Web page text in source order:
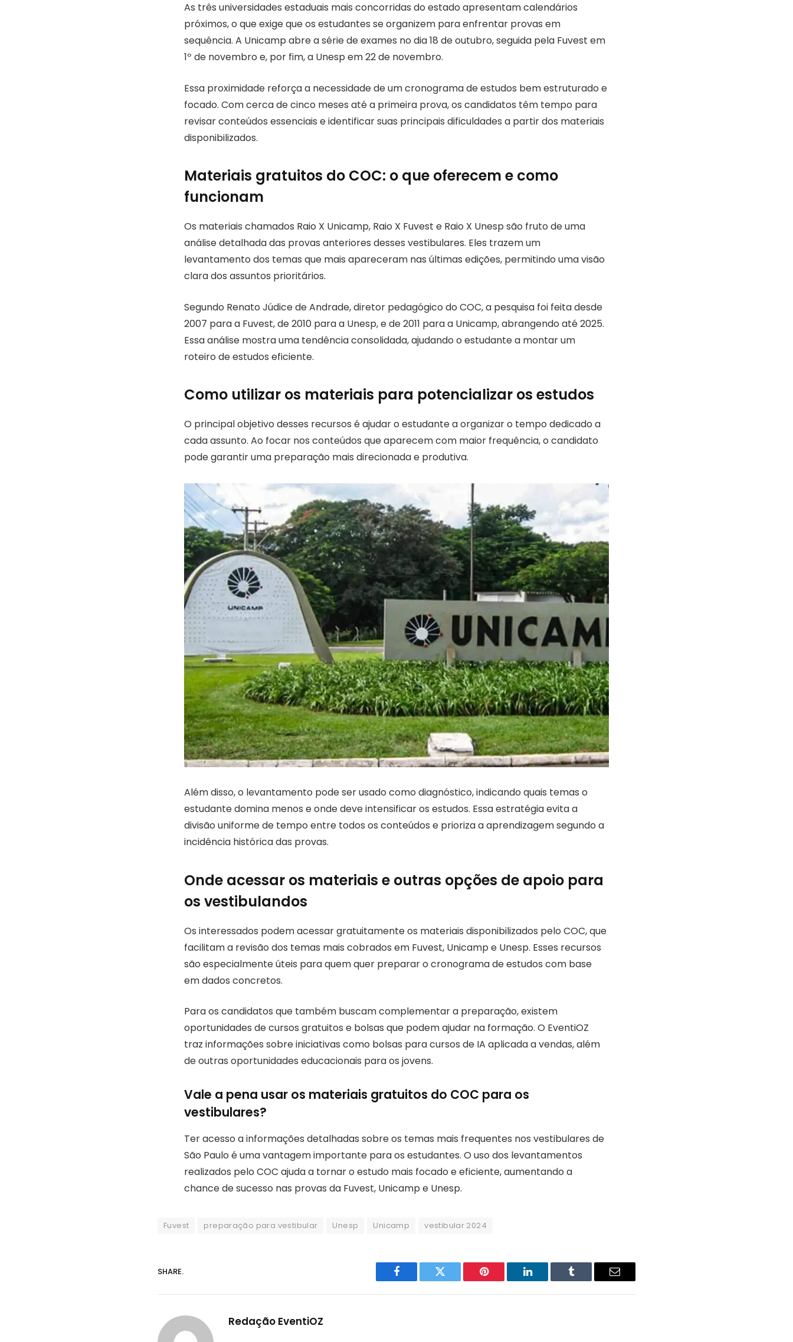
As três universidades estaduais mais concorridas do estado apresentam calendários
próximos, o que exige que os estudantes se organizem para enfrentar provas em
sequência. A Unicamp abre a série de exames no dia 18 de outubro, seguida pela Fuvest em
1º de novembro e, por fim, a Unesp em 22 de novembro.
Essa proximidade reforça a necessidade de um cronograma de estudos bem estruturado e
focado. Com cerca de cinco meses até a primeira prova, os candidatos têm tempo para
revisar conteúdos essenciais e identificar suas principais dificuldades a partir dos materiais
disponibilizados.
Materiais gratuitos do COC: o que oferecem e como
funcionam
Os materiais chamados Raio X Unicamp, Raio X Fuvest e Raio X Unesp são fruto de uma
análise detalhada das provas anteriores desses vestibulares. Eles trazem um
levantamento dos temas que mais apareceram nas últimas edições, permitindo uma visão
clara dos assuntos prioritários.
Segundo Renato Júdice de Andrade, diretor pedagógico do COC, a pesquisa foi feita desde
2007 para a Fuvest, de 2010 para a Unesp, e de 2011 para a Unicamp, abrangendo até 2025.
Essa análise mostra uma tendência consolidada, ajudando o estudante a montar um
roteiro de estudos eficiente.
Como utilizar os materiais para potencializar os estudos
O principal objetivo desses recursos é ajudar o estudante a organizar o tempo dedicado a
cada assunto. Ao focar nos conteúdos que aparecem com maior frequência, o candidato
pode garantir uma preparação mais direcionada e produtiva.
Além disso, o levantamento pode ser usado como diagnóstico, indicando quais temas o
estudante domina menos e onde deve intensificar os estudos. Essa estratégia evita a
divisão uniforme de tempo entre todos os conteúdos e prioriza a aprendizagem segundo a
incidência histórica das provas.
Onde acessar os materiais e outras opções de apoio para
os vestibulandos
Os interessados podem acessar gratuitamente os materiais disponibilizados pelo COC, que
facilitam a revisão dos temas mais cobrados em Fuvest, Unicamp e Unesp. Esses recursos
são especialmente úteis para quem quer preparar o cronograma de estudos com base
em dados concretos.
Para os candidatos que também buscam complementar a preparação, existem
oportunidades de cursos gratuitos e bolsas que podem ajudar na formação. O EventiOZ
traz informações sobre iniciativas como bolsas para cursos de IA aplicada a vendas, além
de outras oportunidades educacionais para os jovens.
Vale a pena usar os materiais gratuitos do COC para os
vestibulares?
Ter acesso a informações detalhadas sobre os temas mais frequentes nos vestibulares de
São Paulo é uma vantagem importante para os estudantes. O uso dos levantamentos
realizados pelo COC ajuda a tornar o estudo mais focado e eficiente, aumentando a
chance de sucesso nas provas da Fuvest, Unicamp e Unesp.
Fuvest preparação para vestibular Unesp Unicamp vestibular 2024
SHARE.
Facebook Twitter Pinterest LinkedIn Tumblr Email
Redação EventiOZ